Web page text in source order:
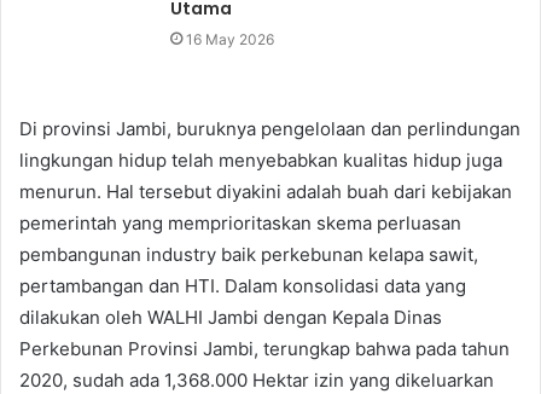
Utama
16 May 2026
Di provinsi Jambi, buruknya pengelolaan dan perlindungan
lingkungan hidup telah menyebabkan kualitas hidup juga
menurun. Hal tersebut diyakini adalah buah dari kebijakan
pemerintah yang memprioritaskan skema perluasan
pembangunan industry baik perkebunan kelapa sawit,
pertambangan dan HTI. Dalam konsolidasi data yang
dilakukan oleh WALHI Jambi dengan Kepala Dinas
Perkebunan Provinsi Jambi, terungkap bahwa pada tahun
2020, sudah ada 1,368.000 Hektar izin yang dikeluarkan